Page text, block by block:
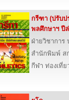
กรีฑา (ปรับป
พลศึกษาฯ ปี
ฝ่ายวิชาการ
สำนักพิมพ์ ส
กีฬา ท่องเที่